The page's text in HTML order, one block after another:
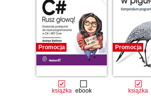
Promocja
książka ebook
Promocja
książka